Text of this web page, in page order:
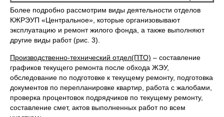
Более подробно рассмотрим виды деятельности отделов
КЖРЭУП «Центральное», которые организовывают
эксплуатацию и ремонт жилого фонда, а также выполняют
другие виды работ (рис. 3).
Производственно-технический отдел(ПТО) – составление
графиков текущего ремонта после обхода ЖЭУ,
обследование по подготовке к текущему ремонту, подготовка
документов по перепланировке квартир, работа с жалобами,
проверка процентовок подрядчиков по текущему ремонту,
составление смет, актов выполненных работ по всем